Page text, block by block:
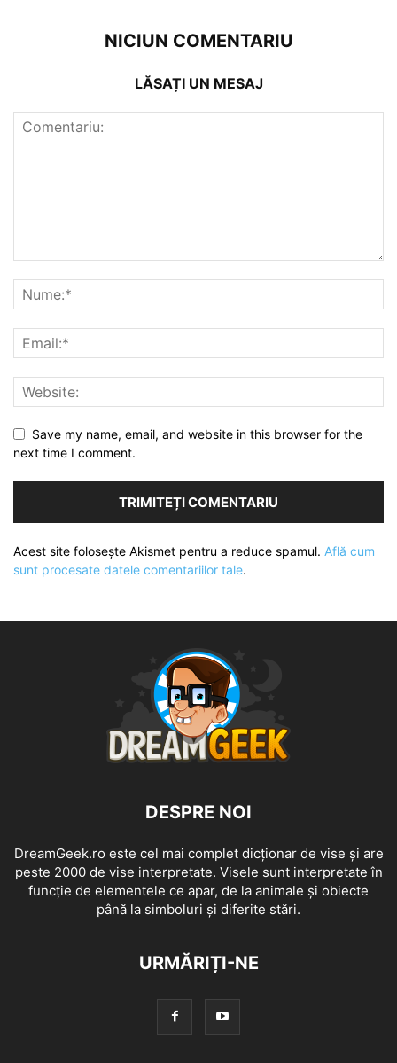
NICIUN COMENTARIU
LĂSAȚI UN MESAJ
Save my name, email, and website in this browser for the
next time I comment.
Acest site folosește Akismet pentru a reduce spamul. Află cum
sunt procesate datele comentariilor tale.
DESPRE NOI
DreamGeek.ro este cel mai complet dicționar de vise și are
peste 2000 de vise interpretate. Visele sunt interpretate în
funcție de elementele ce apar, de la animale și obiecte
până la simboluri și diferite stări.
URMĂRIȚI-NE